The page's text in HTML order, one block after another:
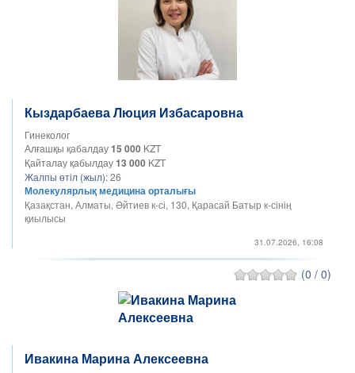
Кыздарбаева Люция Избасаровна
Гинеколог
Алғашқы қабалдау15 000 KZT
Қайталау қабылдау13 000 KZT
Жалпы өтіл (жыл):26
Молекулярлық медицина орталығы
Қазақстан, Алматы, Әйтиев к-сі, 130, Қарасай Батыр к-сінің
қиылысы
31.07.2026, 16:08
(0 / 0)
Ивакина Марина Алексеевна